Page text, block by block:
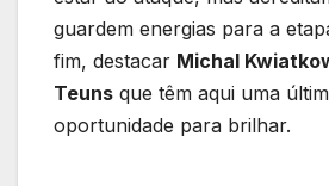
guardem energias para a
fim, destacar Michal
Teuns que têm aqui uma
oportunidade para brilhar.